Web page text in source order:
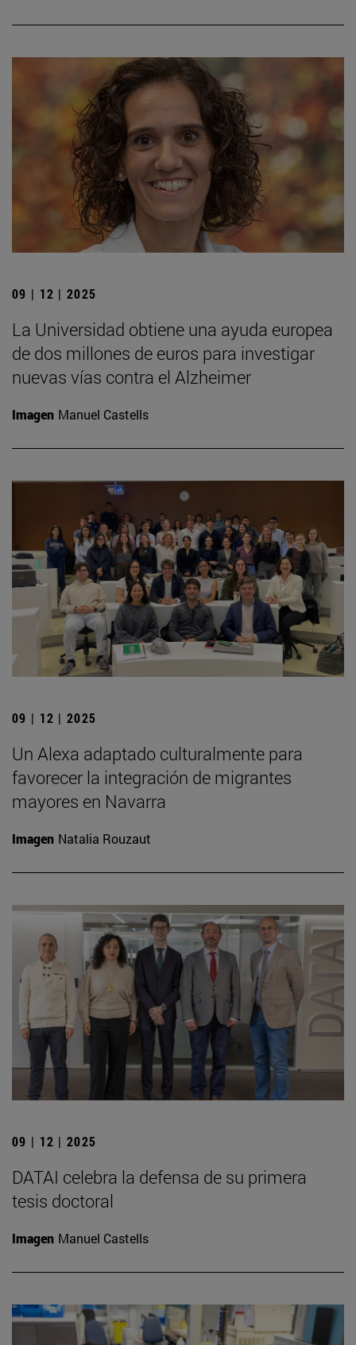
09 | 12 | 2025
La Universidad obtiene una ayuda europea
de dos millones de euros para investigar
nuevas vías contra el Alzheimer
Imagen Manuel Castells
09 | 12 | 2025
Un Alexa adaptado culturalmente para
favorecer la integración de migrantes
mayores en Navarra
Imagen Natalia Rouzaut
09 | 12 | 2025
DATAI celebra la defensa de su primera
tesis doctoral
Imagen Manuel Castells